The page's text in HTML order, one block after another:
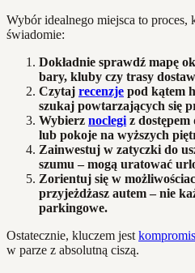
Wybór idealnego miejsca to
świadomie:
Dokładnie sprawdź mapę
bary, kluby czy trasy
Czytaj recenzje pod kątem
szukaj powtarzających się
Wybierz noclegiz dostępem
lub pokoje na wyższych
Zainwestuj w zatyczki do
szumu – mogą uratować
Zorientuj się w
przyjeżdżasz autem – nie
parkingowe.
Ostatecznie, kluczem jestkompromis
w parze z absolutną ciszą.